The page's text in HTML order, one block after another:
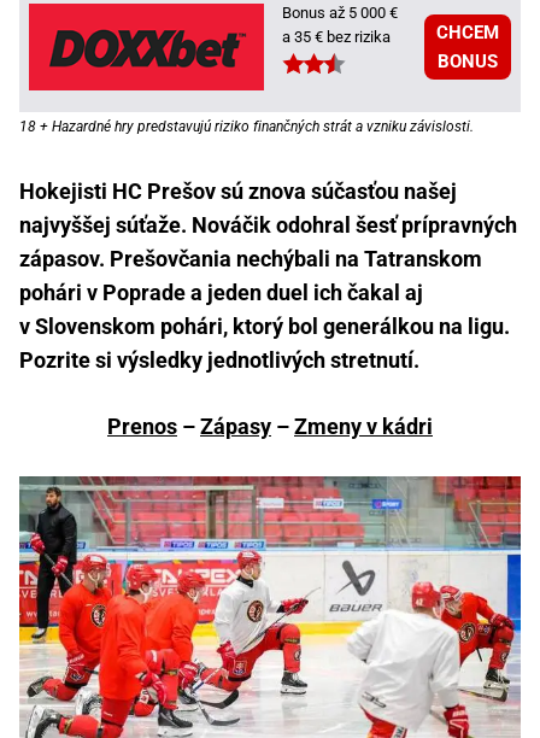
Bonus až 5 000 €
a 35 € bez rizika
CHCEM
BONUS
18 + Hazardné hry predstavujú riziko finančných strát a vzniku závislosti.
Hokejisti HC Prešov sú znova súčasťou našej
najvyššej súťaže. Nováčik odohral šesť prípravných
zápasov. Prešovčania nechýbali na Tatranskom
pohári v Poprade a jeden duel ich čakal aj
v Slovenskom pohári, ktorý bol generálkou na ligu.
Pozrite si výsledky jednotlivých stretnutí.
Prenos –Zápasy –Zmeny v kádri